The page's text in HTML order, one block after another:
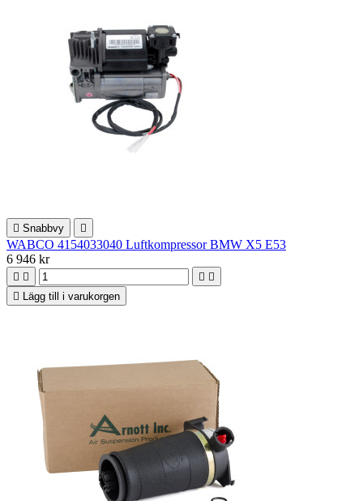
 Snabbvy 
WABCO 4154033040 Luftkompressor BMW X5 E53
6 946 kr
   

Lägg till i varukorgen